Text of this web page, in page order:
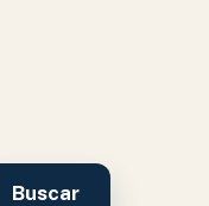
Buscar